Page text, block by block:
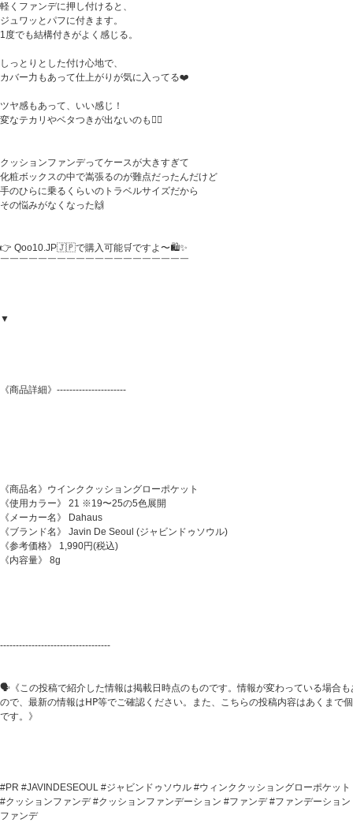
軽くファンデに押し付けると、
ジュワッとパフに付きます。
1度でも結構付きがよく感じる。
しっとりとした付け心地で、
カバー力もあって仕上がりが気に入ってる❤️
ツヤ感もあって、いい感じ！
変なテカリやベタつきが出ないのも🙆‍♀️
クッションファンデってケースが大きすぎて
化粧ボックスの中で嵩張るのが難点だったんだけど
手のひらに乗るくらいのトラベルサイズだから
その悩みがなくなった🙌
👉 Qoo10.JP🇯🇵で購入可能🛒ですよ〜🛍️✨
￣￣￣￣￣￣￣￣￣￣￣￣￣￣￣￣￣￣￣￣
▼
《商品詳細》----------------------
《商品名》ウインククッショングローポケット
《使用カラー》 21 ※19〜25の5色展開
《メーカー名》 Dahaus
《ブランド名》 Javin De Seoul (ジャビンドゥソウル)
《参考価格》 1,990円(税込)
《内容量》 8g
-----------------------------------
🗣《この投稿で紹介した情報は掲載日時点のものです。情報が変わっている場合も
ので、最新の情報は𝖧𝖯等でご確認ください。また、こちらの投稿内容はあくまで
です。》
#PR #JAVINDESEOUL #ジャビンドゥソウル #ウィンククッショングローポケット
#クッションファンデ #クッションファンデーション #ファンデ #ファンデーション
ファンデ